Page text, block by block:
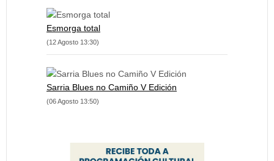
Esmorga total
(12 Agosto 13:30)
Sarria Blues no Camiño V Edición
(06 Agosto 13:50)